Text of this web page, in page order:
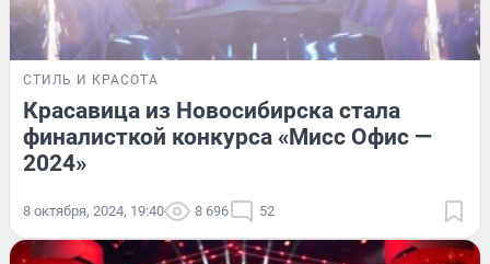
СТИЛЬ И КРАСОТА
Красавица из Новосибирска стала
финалисткой конкурса «Мисс Офис —
2024»
8 октября, 2024, 19:40 8 696 52